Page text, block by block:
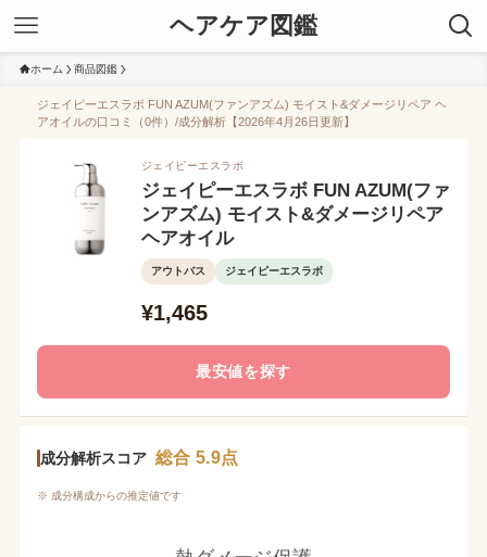
ヘアケア図鑑
ホーム 商品図鑑
ジェイピーエスラボ FUN AZUM(ファンアズム) モイスト&ダメージリペア ヘ
アオイルの口コミ（0件）/成分解析【2026年4月26日更新】
ジェイピーエスラボ
ジェイピーエスラボ FUN AZUM(ファ
ンアズム) モイスト&ダメージリペア
ヘアオイル
アウトバス ジェイピーエスラボ
¥1,465
最安値を探す
成分解析スコア 総合 5.9点
※ 成分構成からの推定値です